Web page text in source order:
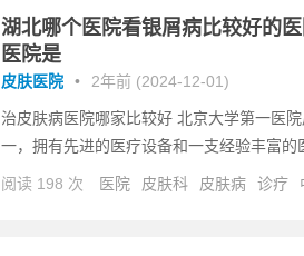
湖北哪个医院看银屑病比较好的
医院是
皮肤医院 • 2年前 (2024-12-01)
治皮肤病医院哪家比较好 北京大学第一医
一，拥有先进的医疗设备和一支经验丰富的
阅读 198 次 医院 皮肤科 皮肤病 诊疗